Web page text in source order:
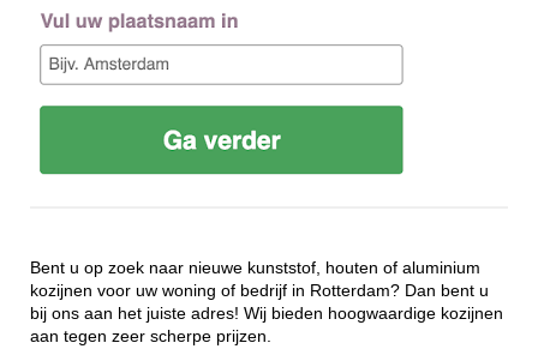
Bent u op zoek naar nieuwe kunststof, houten of aluminium
kozijnen voor uw woning of bedrijf in Rotterdam? Dan bent u
bij ons aan het juiste adres! Wij bieden hoogwaardige kozijnen
aan tegen zeer scherpe prijzen.